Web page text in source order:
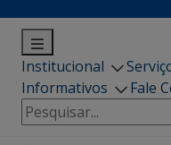
Institucional
Informativos
Fale
Pesquisar
por: